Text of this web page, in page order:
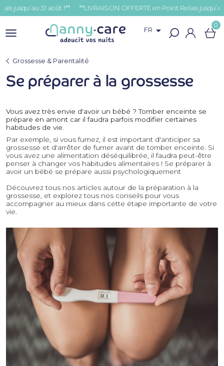
31 août !**
FR  0
Grossesse & Parentalité
Se préparer à la grossesse
Vous avez très envie d'avoir un bébé ? Tomber enceinte se
prépare en amont car il faudra parfois modifier certaines
habitudes de vie.
Par exemple, si vous fumez, il est important d'anticiper sa
grossesse et d'arrêter de fumer avant de tomber enceinte. Si
vous avez une alimentation déséquilibrée, il faudra peut-être
penser à changer vos habitudes alimentaires ! Se préparer à
avoir un bébé se prépare aussi psychologiquement
Découvrez tous nos articles autour de la préparation à la
grossesse, et explorez tous nos conseils pour vous
accompagner au mieux dans cette étape importante de votre
vie.